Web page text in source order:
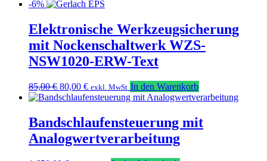
Preis
85,00 €
Preis
80,00 €.
-6%
Elektronische Werkzeugsicherung
mit Nockenschaltwerk WZS-
NSW1020-ERW-Text
85,00€ Ursprünglicher
Preis
85,00 €
80,00 €Aktueller
Preis
80,00 €.
exkl. MwSt In den Warenkorb
Bandschlaufensteuerung mit
Analogwertverarbeitung